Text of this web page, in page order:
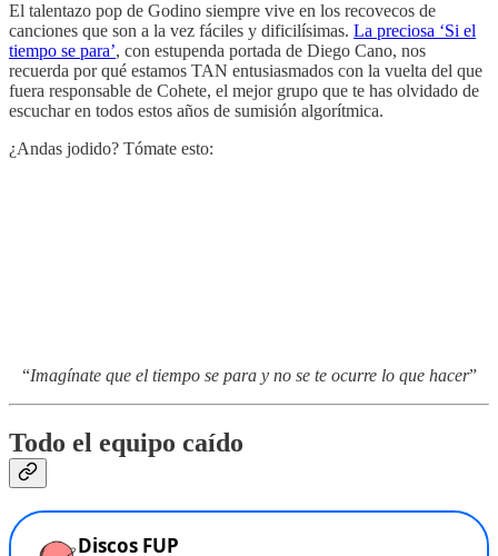
El talentazo pop de Godino siempre vive en los recovecos de
canciones que son a la vez fáciles y dificilísimas. La preciosa ‘Si el
tiempo se para’, con estupenda portada de Diego Cano, nos
recuerda por qué estamos TAN entusiasmados con la vuelta del que
fuera responsable de Cohete, el mejor grupo que te has olvidado de
escuchar en todos estos años de sumisión algorítmica.
¿Andas jodido? Tómate esto:
“Imagínate que el tiempo se para y no se te ocurre lo que hacer”
Todo el equipo caído